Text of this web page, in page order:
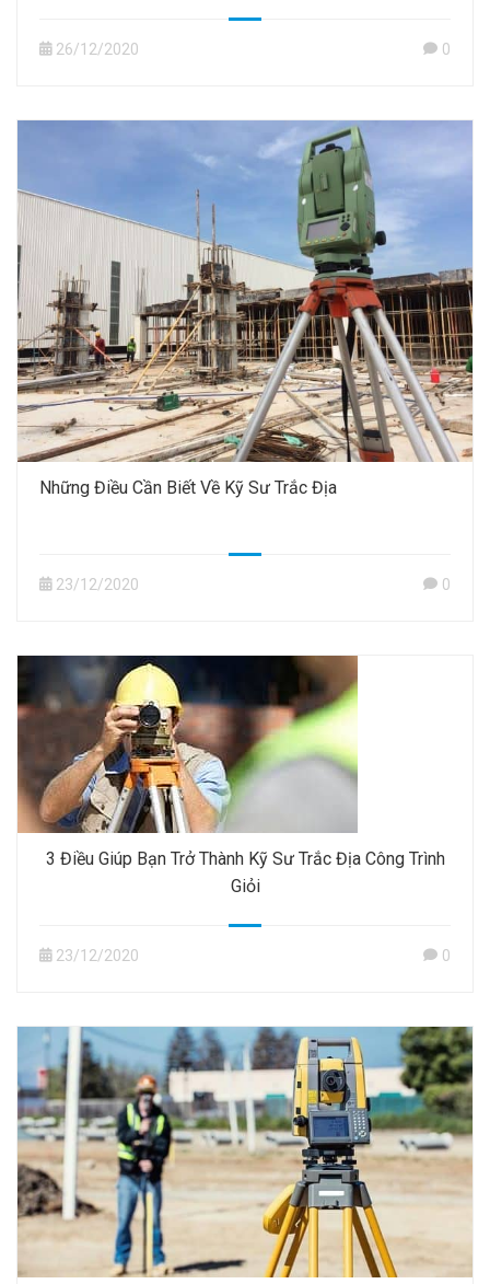
26/12/2020 0
Những Điều Cần Biết Về Kỹ Sư Trắc Địa
23/12/2020 0
3 Điều Giúp Bạn Trở Thành Kỹ Sư Trắc Địa Công Trình
Giỏi
23/12/2020 0